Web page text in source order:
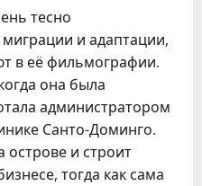
тесно
и адаптации,
в её фильмографии.
она была
администратором
Санто-Доминго.
острове и строит
тогда как сама